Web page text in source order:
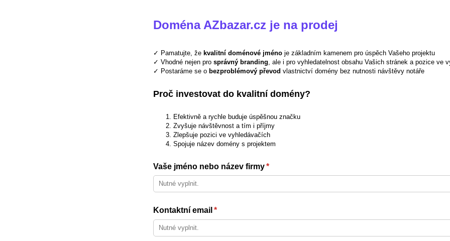
Doména AZbazar.cz je na prodej
✓ Pamatujte, že kvalitní doménové jméno je základním kamenem pro úspěch Vašeho projektu
✓ Vhodné nejen pro správný branding, ale i pro vyhledatelnost obsahu Vašich stránek a pozice ve
✓ Postaráme se o bezproblémový převod vlastnictví domény bez nutnosti návštěvy notáře
Proč investovat do kvalitní domény?
Efektivně a rychle buduje úspěšnou značku
Zvyšuje návštěvnost a tím i příjmy
Zlepšuje pozici ve vyhledávačích
Spojuje název domény s projektem
Vaše jméno nebo název firmy*
(required)
Kontaktní email *
(required)